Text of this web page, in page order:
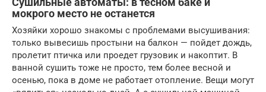
мокрого место не останется
Хозяйки хорошо знакомы с проблемами высушивания:
только вывесишь простыни на балкон — пойдет дождь,
пролетит птичка или проедет грузовик и накоптит. В
ванной сушить тоже не просто, тем более весной и
осенью, пока в доме не работает отопление. Вещи могут